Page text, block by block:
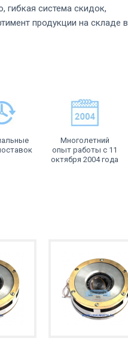
гибкая система скидок,
продукции на складе в
Многолетний
опыт работы с 11
октября 2004 года